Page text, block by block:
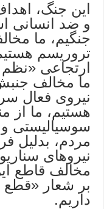
این جنگ،
و ضد انسانی
جنگیم، ما
تروریسم
ارتجاعی «نظم
ما مخالف
نیروی فعال
هستیم، ما از
سوسیالیستی و
مردم، بدلیل
نیروهای
مخالف قاطع
بر شعار «قطع
داریم.